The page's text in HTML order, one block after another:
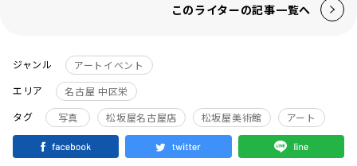
このライターの記事一覧へ
ジャンル
アートイベント
エリア
名古屋 中区栄
タグ
写真 松坂屋名古屋店 松坂屋美術館 アート